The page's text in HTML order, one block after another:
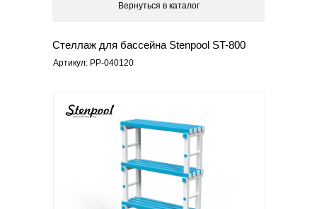
Стеллаж для бассейна Stenpool ST-800
Артикул: PP-040120
Вернуться в каталог